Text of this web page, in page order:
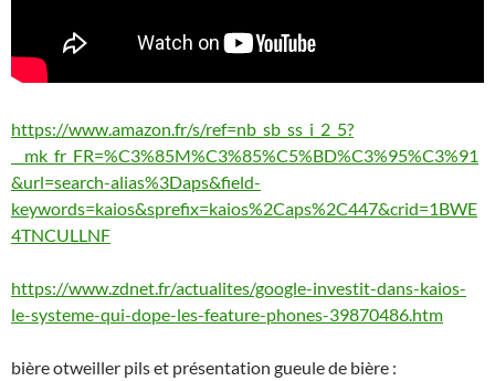
https://www.amazon.fr/s/ref=nb_sb_ss_i_2_5?
__mk_fr_FR=%C3%85M%C3%85%C5%BD%C3%95%C3%91
&url=search-alias%3Daps&field-
keywords=kaios&sprefix=kaios%2Caps%2C447&crid=1BWE
4TNCULLNF
https://www.zdnet.fr/actualites/google-investit-dans-kaios-
le-systeme-qui-dope-les-feature-phones-39870486.htm
bière otweiller pils et présentation gueule de bière :